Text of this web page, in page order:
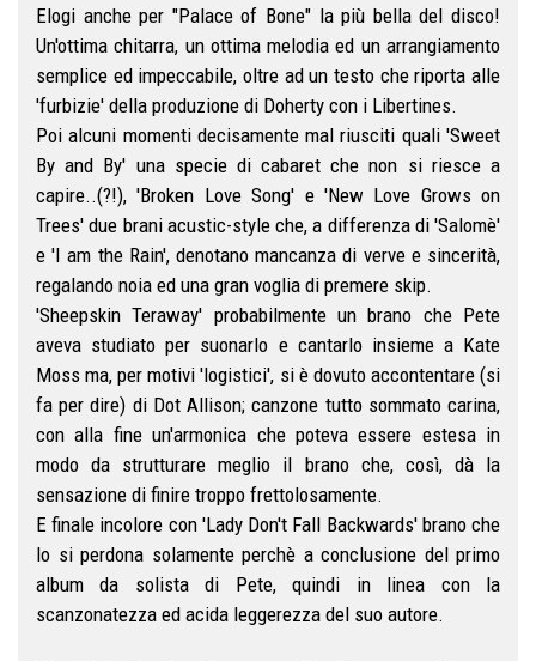
Elogi anche per "Palace of Bone" la più bella del disco!
Un'ottima chitarra, un ottima melodia ed un arrangiamento
semplice ed impeccabile, oltre ad un testo che riporta alle
'furbizie' della produzione di Doherty con i Libertines.
Poi alcuni momenti decisamente mal riusciti quali 'Sweet
By and By' una specie di cabaret che non si riesce a
capire..(?!), 'Broken Love Song' e 'New Love Grows on
Trees' due brani acustic-style che, a differenza di 'Salomè'
e 'I am the Rain', denotano mancanza di verve e sincerità,
regalando noia ed una gran voglia di premere skip.
'Sheepskin Teraway' probabilmente un brano che Pete
aveva studiato per suonarlo e cantarlo insieme a Kate
Moss ma, per motivi 'logistici', si è dovuto accontentare (si
fa per dire) di Dot Allison; canzone tutto sommato carina,
con alla fine un'armonica che poteva essere estesa in
modo da strutturare meglio il brano che, così, dà la
sensazione di finire troppo frettolosamente.
E finale incolore con 'Lady Don't Fall Backwards' brano che
lo si perdona solamente perchè a conclusione del primo
album da solista di Pete, quindi in linea con la
scanzonatezza ed acida leggerezza del suo autore.